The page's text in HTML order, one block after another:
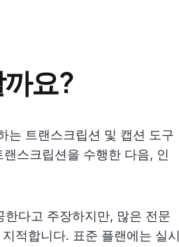
요?
는 트랜스크립션 및 캡션 도구
스크립션을 수행한 다음, 인
다고 주장하지만, 많은 전문
적합니다. 표준 플랜에는 실시